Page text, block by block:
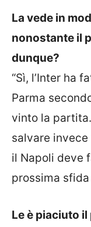
La vede in
nonostante il
dunque?
“Sì, l’Inter ha
Parma
vinto la
salvare
il Napoli deve
prossima sfida
Le è piaciuto